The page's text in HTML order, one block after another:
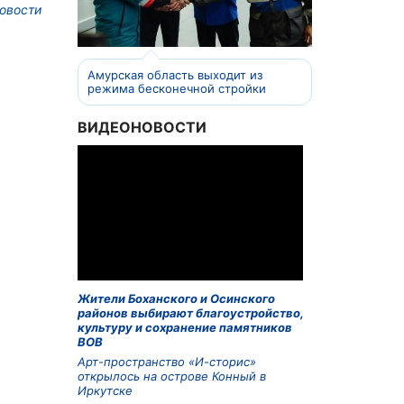
Амурская область выходит из
режима бесконечной стройки
ВИДЕОНОВОСТИ
Жители Боханского и Осинского
районов выбирают благоустройство,
культуру и сохранение памятников
ВОВ
Арт-пространство «И-сторис»
открылось на острове Конный в
Иркутске